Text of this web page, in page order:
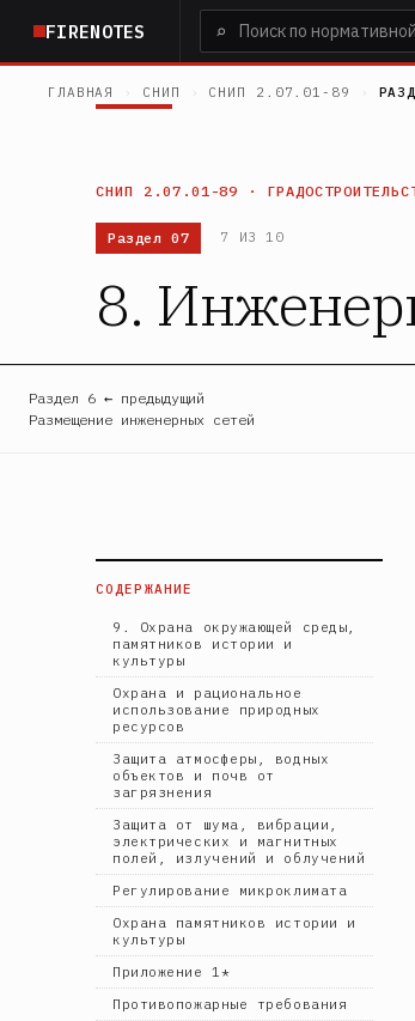
основному
содержанию
FIRENOTES ⌕
ГЛАВНАЯ СНИП СНИП 2.07.01-89
СНИП 2.07.01-89 ·
Раздел 07 7 ИЗ 10
8.
Раздел 6 ← предыдущий
Размещение инженерных сетей
СОДЕРЖАНИЕ
9. Охрана окружающей среды,
памятников истории и
культуры
Охрана и рациональное
использование природных
ресурсов
Защита атмосферы, водных
объектов и почв от
загрязнения
Защита от шума, вибрации,
электрических и магнитных
полей, излучений и облучений
Регулирование микроклимата
Охрана памятников истории и
культуры
Приложение 1*
Противопожарные требования